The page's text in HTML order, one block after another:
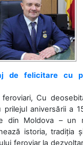
de felicitare cu
Cu
aniversării a
din Moldova – un
istoria, tradiția
feroviar la